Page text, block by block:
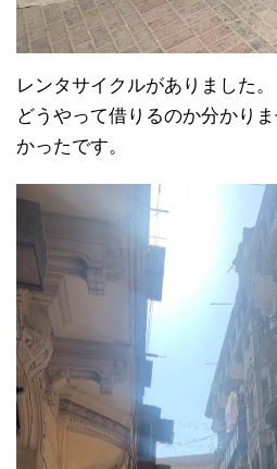
レンタサイクルがありました。
どうやって借りるのか分かり
かったです。